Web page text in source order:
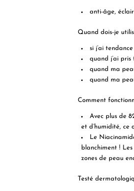
anti-âge,
Quand dois-je
si j’ai
quand j’ai
quand ma
quand ma
Comment
Avec plus de
et d’humidité,
Le
blanchiment !
zones de peau
Testé